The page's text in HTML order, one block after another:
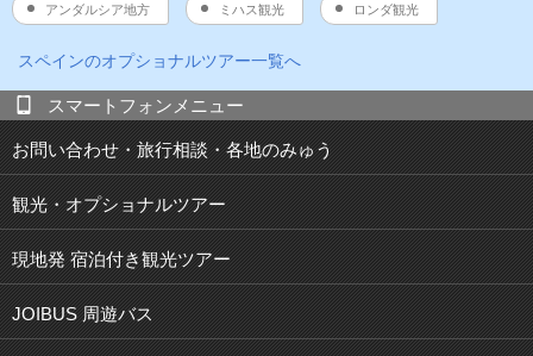
アンダルシア地方 ミハス観光 ロンダ観光
スペインのオプショナルツアー一覧へ
スマートフォンメニュー
お問い合わせ・旅行相談・各地のみゅう
観光・オプショナルツアー
現地発 宿泊付き観光ツアー
JOIBUS 周遊バス